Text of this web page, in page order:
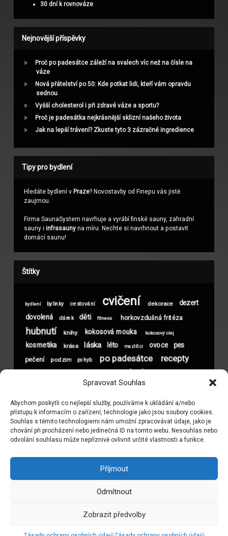
Spravovat Souhlas
Abychom poskytli co nejlepší služby, používáme k ukládání a/nebo
přístupu k informacím o zařízení, technologie jako jsou soubory cookies.
Souhlas s těmito technologiemi nám umožní zpracovávat údaje, jako je
chování při procházení nebo jedinečná ID na tomto webu. Nesouhlas nebo
odvolání souhlasu může nepříznivě ovlivnit určité vlastnosti a funkce.
Příjmout
Odmítnout
Zobrazit předvolby
30 dní k rovnováze
Nejnovější příspěvky
Proč po padesátce záleží na svalech víc než na čísle na
váze
Nová přátelství po 50: Kde potkat lidi, kteří vám opravdu
sednou
Vyšší cholesterol i při zdravé váze a sportu?
Proč je padesátka nejkrásnější sklizní našeho života
Jak na lepší trávení? Zkuste tyto 3 zázračné ingredience
Tipy pro bydlení
Hledáte bydlení v Praze? Novostavby od Finepu vás jistě
zaujmou.
Firma SaunaSystem navrhuje a vyrábí finské sauny, zahradní
sauny i infrasauny na míru. Nechte si navrhnout a postavit
domácí saunu!
Štítky
bydlení bylinky cestování cvičení dekorace
dezert
dovolená
dárek děti fitness horkovzdušná fritéza
hubnutí knihy kokosová mouka kokosový olej
kosmetika krása láska léto mazlíčci ovoce pes
pečení podzim pohyb po padesátce recepty
vztahy Vánoce xylitol
zdraví čokoláda ženy život životní styl
KONTAKT
Facebook
Instagram
RSS
© Gabrielle.cz. Všechna práva vyhrazena.